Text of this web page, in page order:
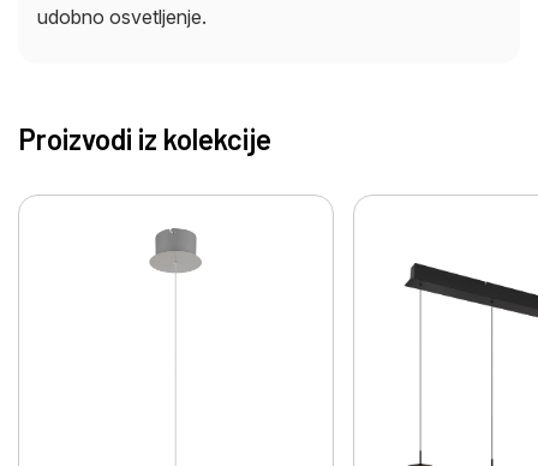
udobno osvetljenje.
Proizvodi iz kolekcije